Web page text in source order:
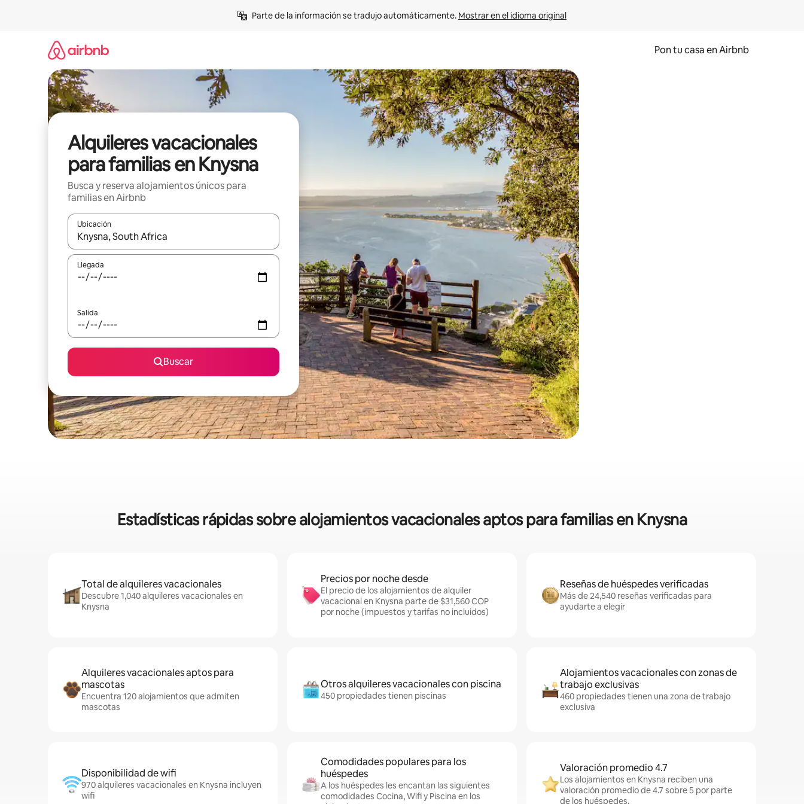
Parte de la información se tradujo automáticamente. Mostrar en el idioma original
Pon tu casa en Airbnb
Alquileres vacacionales
para familias en Knysna
Busca y reserva alojamientos únicos para
familias en Airbnb
Ubicación
Cuando los resultados estén disponibles, navega con las teclas de flecha hacia arriba y hacia abajo o explora con el tacto o desliza el dedo.
Llegada
Salida
Buscar
Estadísticas rápidas sobre alojamientos vacacionales aptos para familias en Knysna
Total de alquileres vacacionales
Descubre 1,040 alquileres vacacionales en
Knysna
Precios por noche desde
El precio de los alojamientos de alquiler
vacacional en Knysna parte de $31,560 COP
por noche (impuestos y tarifas no incluidos)
Reseñas de huéspedes verificadas
Más de 24,540 reseñas verificadas para
ayudarte a elegir
Alquileres vacacionales aptos para
mascotas
Encuentra 120 alojamientos que admiten
mascotas
Otros alquileres vacacionales con piscina
450 propiedades tienen piscinas
Alojamientos vacacionales con zonas de
trabajo exclusivas
460 propiedades tienen una zona de trabajo
exclusiva
Disponibilidad de wifi
970 alquileres vacacionales en Knysna incluyen
wifi
Comodidades populares para los
huéspedes
A los huéspedes les encantan las siguientes
comodidades Cocina, Wifi y Piscina en los
Valoración promedio 4.7
Los alojamientos en Knysna reciben una
valoración promedio de 4.7 sobre 5 por parte
de los huéspedes.